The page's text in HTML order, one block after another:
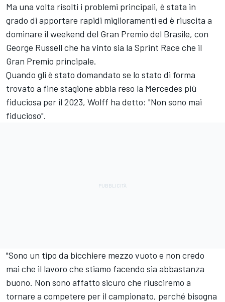
Ma una volta risolti i problemi principali, è stata in
grado di apportare rapidi miglioramenti ed è riuscita a
dominare il weekend del Gran Premio del Brasile, con
George Russell che ha vinto sia la Sprint Race che il
Gran Premio principale.
Quando gli è stato domandato se lo stato di forma
trovato a fine stagione abbia reso la Mercedes più
fiduciosa per il 2023, Wolff ha detto: "Non sono mai
fiducioso".
"Sono un tipo da bicchiere mezzo vuoto e non credo
mai che il lavoro che stiamo facendo sia abbastanza
buono. Non sono affatto sicuro che riusciremo a
tornare a competere per il campionato, perché bisogna